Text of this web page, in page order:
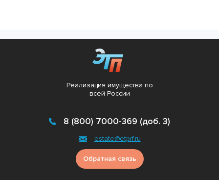
Реализация имущества по
всей России
8 (800) 7000-369 (доб. 3)
estate@etprf.ru
Обратная связь